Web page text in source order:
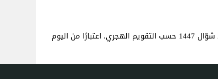
. هذا هو نفس العمر كما لو كنت قد ولدت في 27 شوّال 1447 حسب التقويم الهجري. اعتبارًا من اليوم